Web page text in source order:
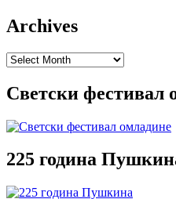
Archives
Archives
Светски фестивал
225 година